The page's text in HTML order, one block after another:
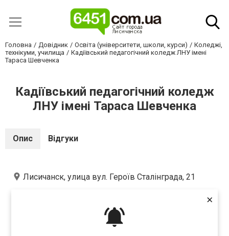
×
Головна Довідник Освіта (університети, школи, курси)
Коледжі,
технікуми, училища
Кадіївський педагогічний коледж ЛНУ імені
Тараса Шевченка
Кадіївський педагогічний коледж
ЛНУ імені Тараса Шевченка
Опис Відгуки
Лисичанск, улица вул. Героїв Сталінграда, 21